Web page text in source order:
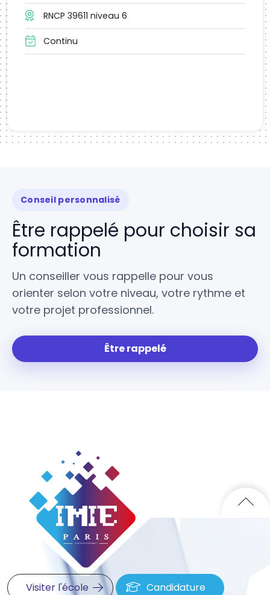
RNCP 39611 niveau 6
Continu
Conseil personnalisé
Être rappelé pour choisir sa
formation
Un conseiller vous rappelle pour vous
orienter selon votre niveau, votre rythme et
votre projet professionnel.
Être rappelé
Visiter l'école Candidature